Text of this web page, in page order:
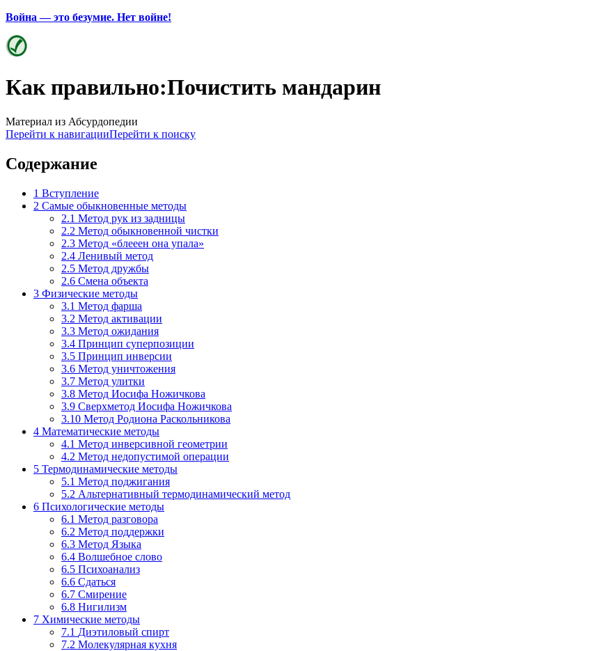
Война — это безумие. Нет войне!
Как правильно:Почистить мандарин
Материал из Абсурдопедии
Перейти к навигацииПерейти к поиску
Содержание
1 Вступление
2 Самые обыкновенные методы
2.1 Метод рук из задницы
2.2 Метод обыкновенной чистки
2.3 Метод «блееен она упала»
2.4 Ленивый метод
2.5 Метод дружбы
2.6 Смена объекта
3 Физические методы
3.1 Метод фарша
3.2 Метод активации
3.3 Метод ожидания
3.4 Принцип суперпозиции
3.5 Принцип инверсии
3.6 Метод уничтожения
3.7 Метод улитки
3.8 Метод Иосифа Ножичкова
3.9 Сверхметод Иосифа Ножичкова
3.10 Метод Родиона Раскольникова
4 Математические методы
4.1 Метод инверсивной геометрии
4.2 Метод недопустимой операции
5 Термодинамические методы
5.1 Метод поджигания
5.2 Альтернативный термодинамический метод
6 Психологические методы
6.1 Метод разговора
6.2 Метод поддержки
6.3 Метод Языка
6.4 Волшебное слово
6.5 Психоанализ
6.6 Сдаться
6.7 Смирение
6.8 Нигилизм
7 Химические методы
7.1 Диэтиловый спирт
7.2 Молекулярная кухня